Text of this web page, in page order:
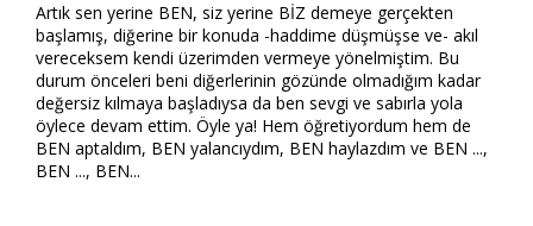
Artık sen yerine BEN, siz yerine BİZ demeye gerçekten
başlamış, diğerine bir konuda -haddime düşmüşse ve- akıl
vereceksem kendi üzerimden vermeye yönelmiştim. Bu
durum önceleri beni diğerlerinin gözünde olmadığım kadar
değersiz kılmaya başladıysa da ben sevgi ve sabırla yola
öylece devam ettim. Öyle ya! Hem öğretiyordum hem de
BEN aptaldım, BEN yalancıydım, BEN haylazdım ve BEN ...,
BEN ..., BEN...